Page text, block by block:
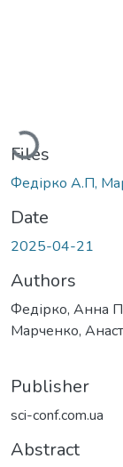
Loading...
Files
Федірко А.П,
Date
2025-04-21
Authors
Федірко, Анна
Марченко,
Publisher
sci-conf.com.ua
Abstract